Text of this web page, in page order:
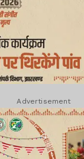
Advertisement